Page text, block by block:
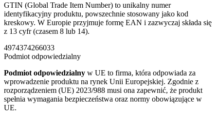
GTIN (Global Trade Item Number) to unikalny numer
identyfikacyjny produktu, powszechnie stosowany jako kod
kreskowy. W Europie przyjmuje formę EAN i zazwyczaj składa się
z 13 cyfr (czasem 8 lub 14).
4974374266033
Podmiot odpowiedzialny
Podmiot odpowiedzialny w UE to firma, która odpowiada za
wprowadzenie produktu na rynek Unii Europejskiej. Zgodnie z
rozporządzeniem (UE) 2023/988 musi ona zapewnić, że produkt
spełnia wymagania bezpieczeństwa oraz normy obowiązujące w
UE.